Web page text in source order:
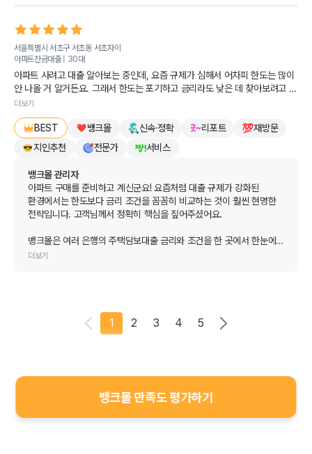
소중한 후기 진심으로 감사드립니다!
서울특별시 서초구 서초동서초자이
아파트잔금대출 | 30대
아파트 사려고 대출 알아보는 중인데, 요즘 규제가 심해서 어차피 한도는 많이
안 나올 거 알거든요. 그래서 한도는 포기하고 금리라도 낮은 데 찾아보려고
이것저것 뒤지고 있었는데... 은행마다 따로 찾아보려니까 너무 귀찮은 거예요.
필요 없이 한눈에 볼 수 있어서 시간도 많이 아꼈어요
대출 조건 비교하느라 힘드신 분들 있으면 한번 써보세요, 저는 도움 많이
받았습니다!
더보기
BEST 뱅크몰 신속·정확 리포트
재방문
지인추천
전문가 서비스
뱅크몰 관리자
아파트 구매를 준비하고 계신군요! 요즘처럼 대출 규제가 강화된
환경에서는 한도보다 금리 조건을 꼼꼼히 비교하는 것이 훨씬 현명한
전략입니다. 고객님께서 정확히 핵심을 짚어주셨어요.
뱅크몰은 여러 은행의 주택담보대출 금리와 조건을 한 곳에서 한눈에
비교할 수 있도록 설계되어 있어, 은행별로 따로 알아보는 번거로움
원하시는 금리 조건으로 아파트 마련이 잘 이루어지시길 진심으로
응원합니다. 앞으로도 대출 비교가 필요하실 때 언제든지 뱅크몰을
더보기
1 2 3 4 5
뱅크몰 만족도 평가하기